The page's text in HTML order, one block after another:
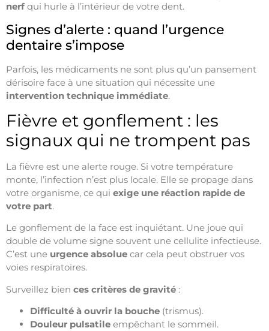
nerf qui hurle à l’intérieur de votre dent.
Signes d’alerte : quand l’urgence
dentaire s’impose
Parfois, les médicaments ne sont plus qu’un pansement
dérisoire face à une situation qui nécessite une
intervention technique immédiate.
Fièvre et gonflement : les
signaux qui ne trompent pas
La fièvre est une alerte rouge. Si votre température
monte, l’infection n’est plus locale. Elle se propage dans
votre organisme, ce qui exige une réaction rapide de
votre part.
Le gonflement de la face est inquiétant. Une joue qui
double de volume signe souvent une cellulite infectieuse.
C’est une urgence absolue car cela peut obstruer vos
voies respiratoires.
Surveillez bien ces critères de gravité :
Difficulté à ouvrir la bouche (trismus).
Douleur pulsatile empêchant le sommeil.